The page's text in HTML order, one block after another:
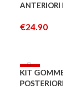
ANTERIORI
€24.90
-7%
ESAURITO
KIT